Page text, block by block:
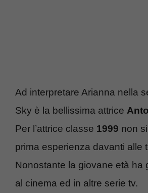
Ad interpretare Arianna nella
Sky è la bellissima attrice
Per l’attrice classe 1999 non
prima esperienza davanti alle
Nonostante la giovane età ha
al cinema ed in altre serie tv.